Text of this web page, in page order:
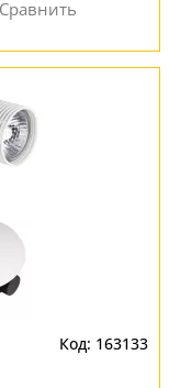
163133